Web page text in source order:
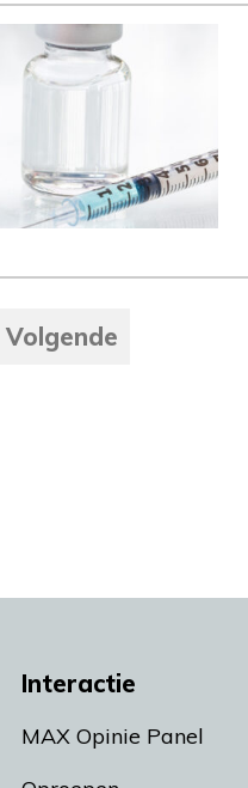
Volgende
Interactie
MAX Opinie Panel